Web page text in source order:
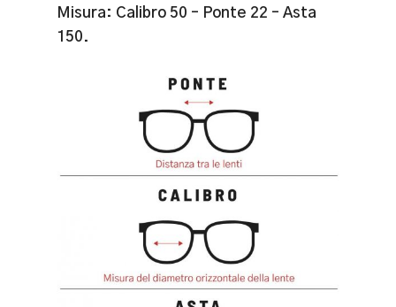
Misura: Calibro 50 – Ponte 22 – Asta
150.